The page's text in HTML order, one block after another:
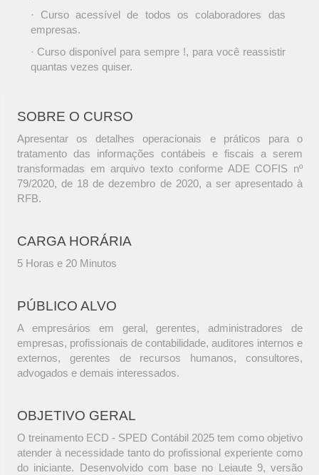
· Curso acessível de todos os colaboradores das
empresas.
· Curso disponível para sempre !, para você reassistir
quantas vezes quiser.
SOBRE O CURSO
Apresentar os detalhes operacionais e práticos para o
tratamento das informações contábeis e fiscais a serem
transformadas em arquivo texto conforme ADE COFIS nº
79/2020, de 18 de dezembro de 2020, a ser apresentado à
RFB.
CARGA HORÁRIA
5 Horas e 20 Minutos
PÚBLICO ALVO
A empresários em geral, gerentes, administradores de
empresas, profissionais de contabilidade, auditores internos e
externos, gerentes de recursos humanos, consultores,
advogados e demais interessados.
OBJETIVO GERAL
O treinamento ECD - SPED Contábil 2025 tem como objetivo
atender à necessidade tanto do profissional experiente como
do iniciante. Desenvolvido com base no Leiaute 9, versão